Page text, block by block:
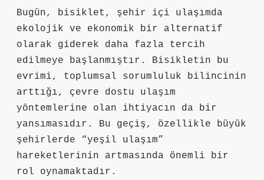
Bugün, bisiklet, şehir içi ulaşımda
ekolojik ve ekonomik bir alternatif
olarak giderek daha fazla tercih
edilmeye başlanmıştır. Bisikletin bu
evrimi, toplumsal sorumluluk bilincinin
arttığı, çevre dostu ulaşım
yöntemlerine olan ihtiyacın da bir
yansımasıdır. Bu geçiş, özellikle büyük
şehirlerde “yeşil ulaşım”
hareketlerinin artmasında önemli bir
rol oynamaktadır.